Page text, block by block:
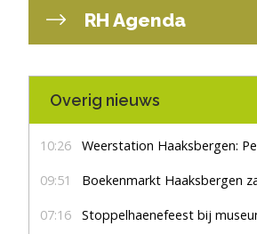
RH Agenda
Overig nieuws
10:26 Weerstation Haaksbergen:
09:51 Boekenmarkt Haaksbergen zaterdag 8
07:16 Stoppelhaenefeest bij museum